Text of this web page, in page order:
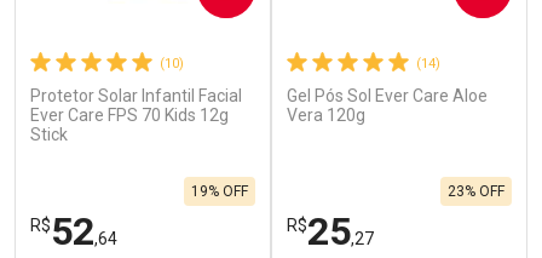
(10)
Protetor Solar Infantil Facial
Ever Care FPS 70 Kids 12g
Stick
R$52,64
19% OFF
(14)
Gel Pós Sol Ever Care Aloe
Vera 120g
R$25,27
23% OFF